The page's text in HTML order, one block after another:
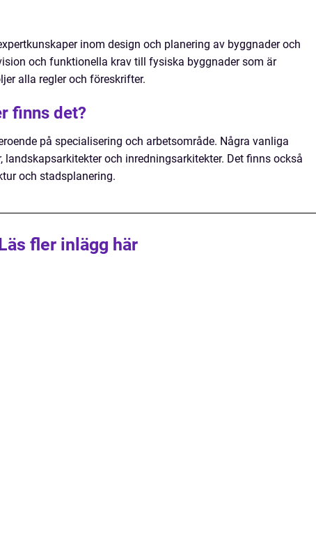
inom design och planering av byggnader och
och funktionella krav till fysiska byggnader som är
alla regler och föreskrifter.
finns det?
på specialisering och arbetsområde. Några vanliga
landskapsarkitekter och inredningsarkitekter. Det finns också
och stadsplanering.
fler inlägg här